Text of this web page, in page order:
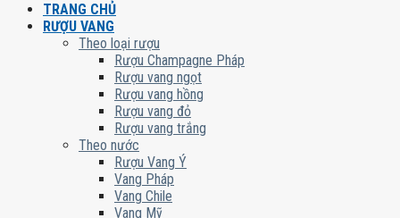
TRANG CHỦ
RƯỢU VANG
Theo loại rượu
Rượu Champagne Pháp
Rượu vang ngọt
Rượu vang hồng
Rượu vang đỏ
Rượu vang trắng
Theo nước
Rượu Vang Ý
Vang Pháp
Vang Chile
Vang Mỹ